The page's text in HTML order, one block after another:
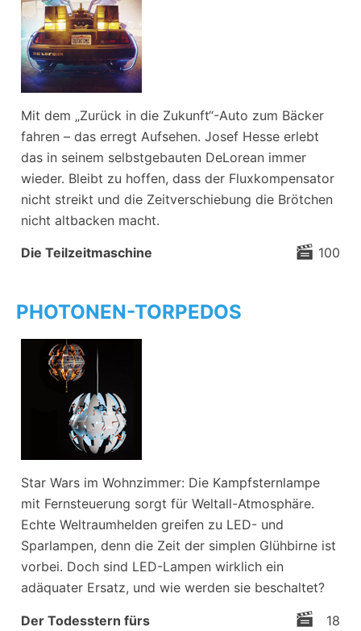
Mit dem „Zurück in die Zukunft“-Auto zum Bäcker
fahren – das erregt Aufsehen. Josef Hesse erlebt
das in seinem selbstgebauten DeLorean immer
wieder. Bleibt zu hoffen, dass der Fluxkompensator
nicht streikt und die Zeitverschiebung die Brötchen
nicht altbacken macht.
100
Die Teilzeitmaschine
PHOTONEN-TORPEDOS
Star Wars im Wohnzimmer: Die Kampfsternlampe
mit Fernsteuerung sorgt für Weltall-Atmosphäre.
Echte Weltraumhelden greifen zu LED- und
Sparlampen, denn die Zeit der simplen Glühbirne ist
vorbei. Doch sind LED-Lampen wirklich ein
adäquater Ersatz, und wie werden sie beschaltet?
18
Der Todesstern fürs